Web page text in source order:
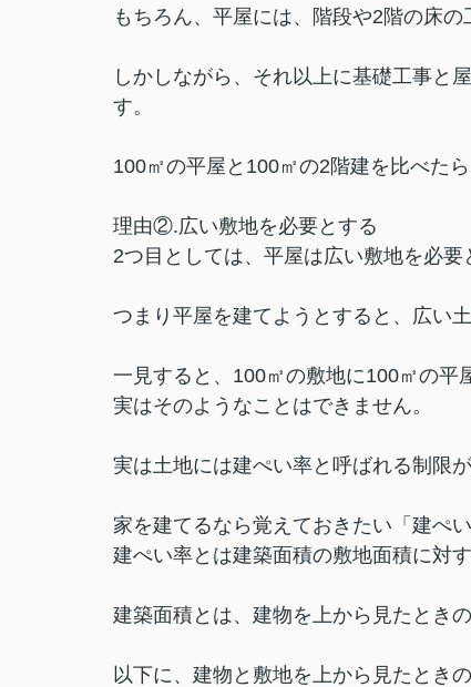
もちろん、平屋には、階段や2階の床の
しかしながら、それ以上に基礎工事と
す。
100㎡の平屋と100㎡の2階建を比べた
理由②.広い敷地を必要とする
2つ目としては、平屋は広い敷地を必要
つまり平屋を建てようとすると、広い
一見すると、100㎡の敷地に100㎡の平
実はそのようなことはできません。
実は土地には建ぺい率と呼ばれる制限が
家を建てるなら覚えておきたい「建ぺ
建ぺい率とは建築面積の敷地面積に対
建築面積とは、建物を上から見たときの
以下に、建物と敷地を上から見たとき